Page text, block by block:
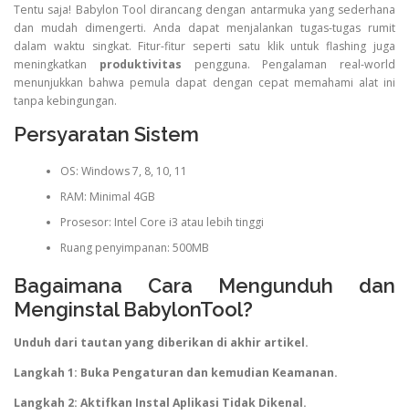
Tentu saja! Babylon Tool dirancang dengan antarmuka yang sederhana
dan mudah dimengerti. Anda dapat menjalankan tugas-tugas rumit
dalam waktu singkat. Fitur-fitur seperti satu klik untuk flashing juga
meningkatkan produktivitas pengguna. Pengalaman real-world
menunjukkan bahwa pemula dapat dengan cepat memahami alat ini
tanpa kebingungan.
Persyaratan Sistem
OS: Windows 7, 8, 10, 11
RAM: Minimal 4GB
Prosesor: Intel Core i3 atau lebih tinggi
Ruang penyimpanan: 500MB
Bagaimana Cara Mengunduh dan
Menginstal BabylonTool?
Unduh dari tautan yang diberikan di akhir artikel.
Langkah 1: Buka Pengaturan dan kemudian Keamanan.
Langkah 2: Aktifkan Instal Aplikasi Tidak Dikenal.